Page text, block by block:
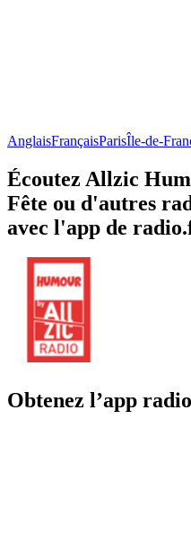
AnglaisFrançaisParisÎle-de-
Écoutez Allzic
Fête ou d'autres
avec l'app de
Obtenez l’app